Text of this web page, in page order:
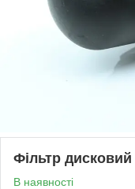
Фільтр
В наявності